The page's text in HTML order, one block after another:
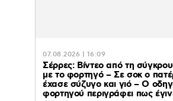
07.08.2026 | 16:09
Σέρρες: Βίντεο από τη
με το φορτηγό – Σε σοκ ο
έχασε σύζυγο και γιό – Ο
φορτηγού περιγράφει πως